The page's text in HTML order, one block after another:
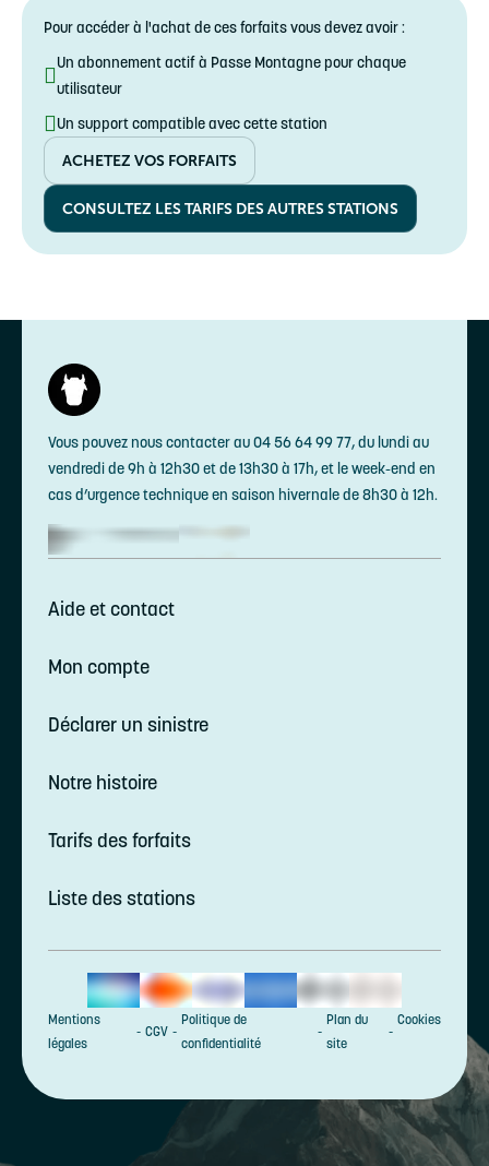
Pour accéder à l'achat de ces forfaits vous devez avoir :
Un abonnement actif à Passe Montagne pour chaque
utilisateur
Un support compatible avec cette station
ACHETEZ VOS FORFAITS
CONSULTEZ LES TARIFS DES AUTRES STATIONS
Vous pouvez nous contacter au 04 56 64 99 77, du lundi au
vendredi de 9h à 12h30 et de 13h30 à 17h, et le week-end en
cas d’urgence technique en saison hivernale de 8h30 à 12h.
Aide et contact
Mon compte
Déclarer un sinistre
Notre histoire
Tarifs des forfaits
Liste des stations
Mentions
légales
CGV
Politique de
confidentialité
Plan du
site
Cookies